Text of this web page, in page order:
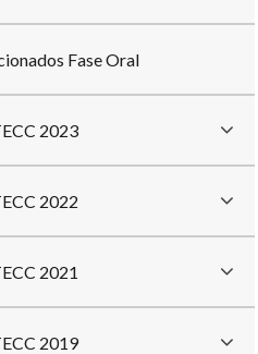
Fase Oral
2023
2022
2021
2019